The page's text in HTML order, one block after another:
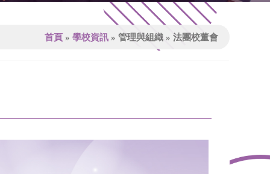
首頁» 學校資訊» 管理與組織» 法團校董會